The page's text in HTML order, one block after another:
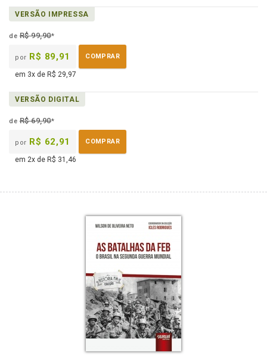
disponível
em
páginasDisponível
na
VERSÃO IMPRESSA
deR$ 99,90*
por R$ 89,91 COMPRAR
em 3x de R$ 29,97
VERSÃO DIGITAL
deR$ 69,90*
por R$ 62,91 COMPRAR
em 2x de R$ 31,46